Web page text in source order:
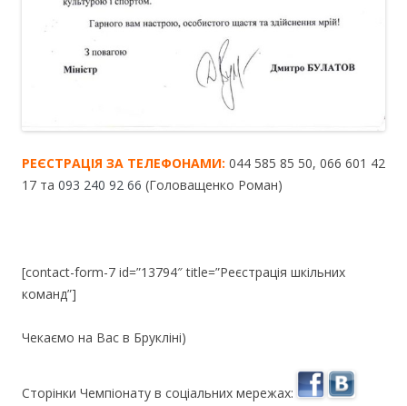
РЕЄСТРАЦІЯ ЗА ТЕЛЕФОНАМИ: 044 585 85 50, 066 601 42
17 та 093 240 92 66 (Головащенко Роман)
[contact-form-7 id=”13794″ title=”Реєстрація шкільних
команд”]
Чекаємо на Вас в Брукліні)
Сторінки Чемпіонату в соціальних мережах: